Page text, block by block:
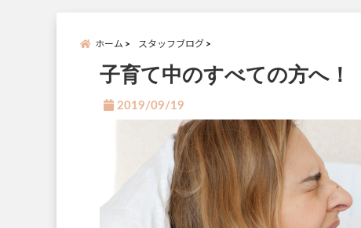
ホーム スタッフブログ
子育て中のすべての方へ！
2019/09/19